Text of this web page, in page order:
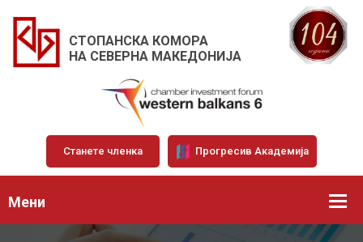
СТОПАНСКА КОМОРА
НА СЕВЕРНА МАКЕДОНИЈА
Станете членка Прогресив Академија
Мени